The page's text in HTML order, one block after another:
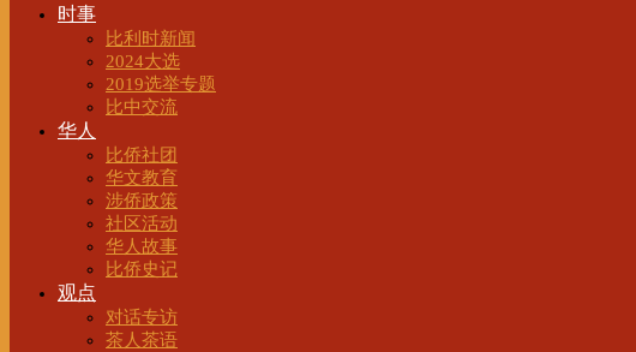
时事
比利时新闻
2024大选
2019选举专题
比中交流
华人
比侨社团
华文教育
涉侨政策
社区活动
华人故事
比侨史记
观点
对话专访
茶人茶语